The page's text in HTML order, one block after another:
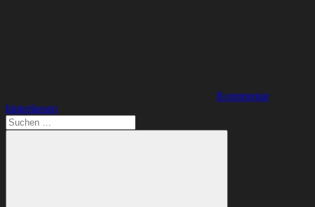
Kommentar
hinterlassen
Suchen
nach: